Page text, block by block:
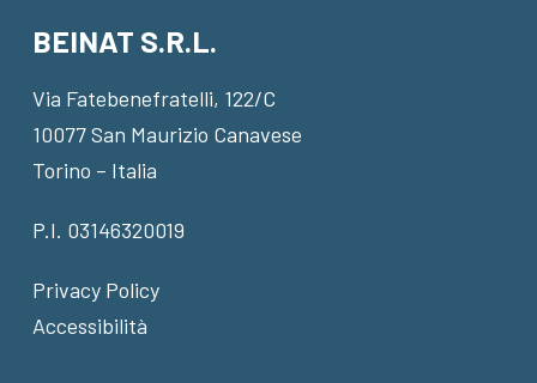
BEINAT S.R.L.
Via Fatebenefratelli, 122/C
10077 San Maurizio Canavese
Torino – Italia
P.I. 03146320019
Privacy Policy
Accessibilità